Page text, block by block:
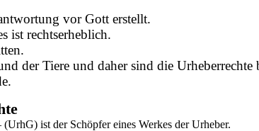
vor Gott erstellt.
ist rechtserheblich.
der Tiere und daher sind die Urheberrechte
(UrhG) ist derSchöpfer eines Werkes der Urheber.